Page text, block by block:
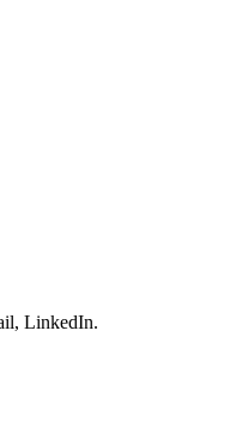
LinkedIn.